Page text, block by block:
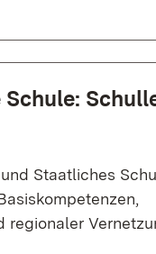
Staatliches
regionaler